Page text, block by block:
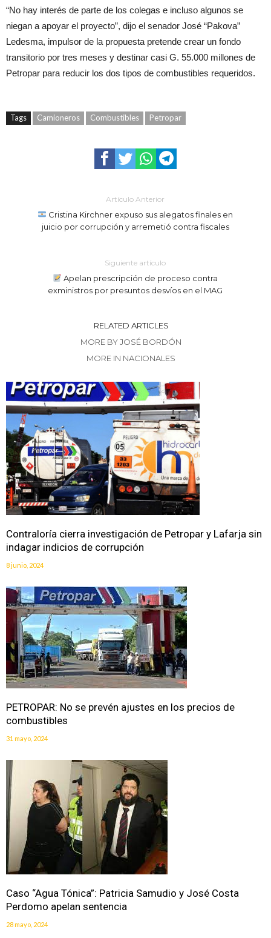
“No hay interés de parte de los colegas e incluso algunos se
niegan a apoyar el proyecto”, dijo el senador José “Pakova”
Ledesma, impulsor de la propuesta pretende crear un fondo
transitorio por tres meses y destinar casi G. 55.000 millones de
Petropar para reducir los dos tipos de combustibles requeridos.
Tags Camioneros Combustibles Petropar
Artículo Anterior
Cristina Kirchner expuso sus alegatos finales en
juicio por corrupción y arremetió contra fiscales
Siguiente artículo
Apelan prescripción de proceso contra
exministros por presuntos desvíos en el MAG
RELATED ARTICLES
MORE BY JOSÉ BORDÓN
MORE IN NACIONALES
Contraloría cierra investigación de Petropar y Lafarja sin
indagar indicios de corrupción
8 junio, 2024
PETROPAR: No se prevén ajustes en los precios de
combustibles
31 mayo, 2024
Caso “Agua Tónica”: Patricia Samudio y José Costa
Perdomo apelan sentencia
28 mayo, 2024